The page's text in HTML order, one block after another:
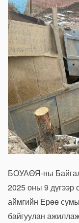
БОУАӨЯ-ны
2025 оны 9 дүгээр
аймгийн Ерөө
байгуулан